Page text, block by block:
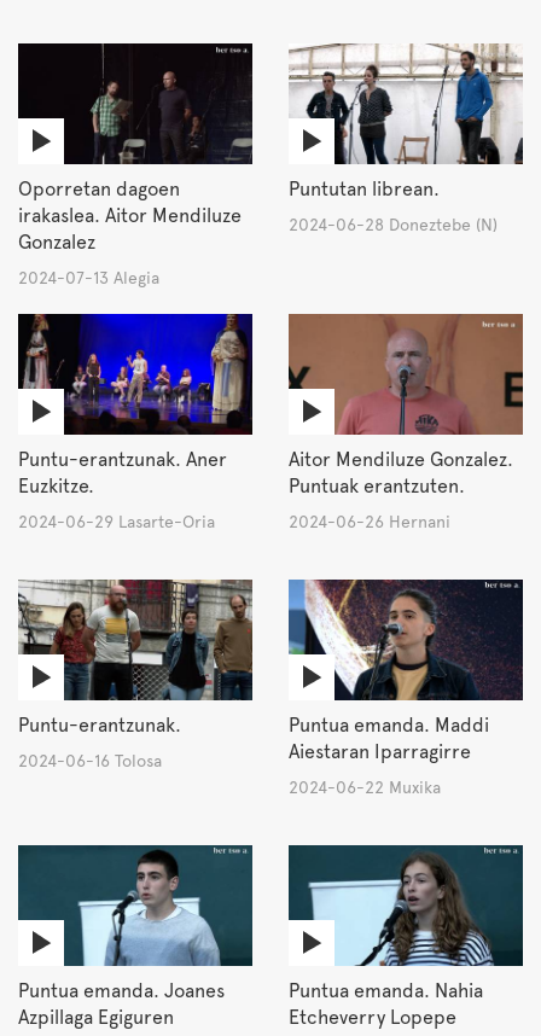
Oporretan dagoen
irakaslea. Aitor Mendiluze
Gonzalez
2024-07-13 Alegia
Puntutan librean.
2024-06-28 Doneztebe (N)
Puntu-erantzunak. Aner
Euzkitze.
2024-06-29 Lasarte-Oria
Aitor Mendiluze Gonzalez.
Puntuak erantzuten.
2024-06-26 Hernani
Puntu-erantzunak.
2024-06-16 Tolosa
Puntua emanda. Maddi
Aiestaran Iparragirre
2024-06-22 Muxika
Puntua emanda. Joanes
Azpillaga Egiguren
Puntua emanda. Nahia
Etcheverry Lopepe